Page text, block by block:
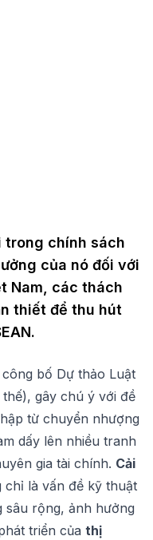
Nam, các thách
thiết để thu hút
bố Dự thảo Luật
từ chuyển nhượng
dấy lên nhiều tranh
gia tài chính.Cải
là vấn đề kỹ thuật
sâu rộng, ảnh hưởng
triển của thị
trong thời gian tới.